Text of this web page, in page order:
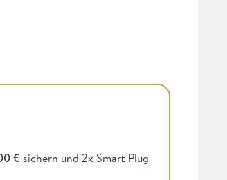
€ sichern und 2x Smart Plug